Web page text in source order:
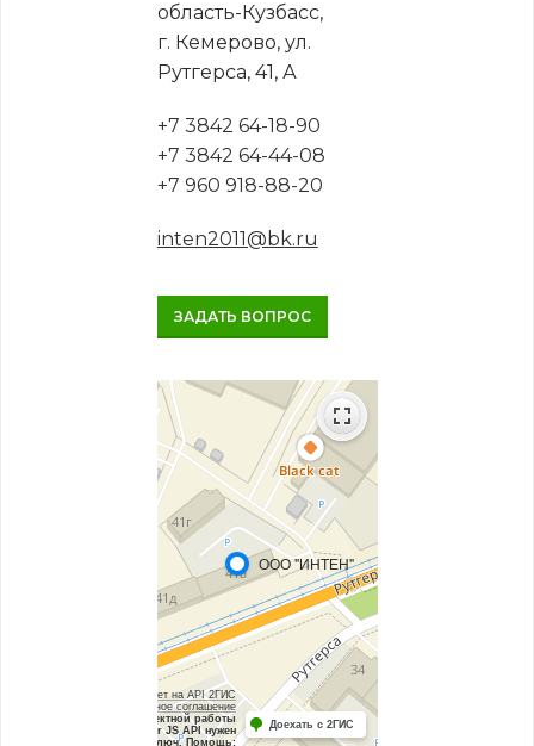
область-Кузбасс,
г. Кемерово, ул.
Рутгерса, 41, А
+7 3842 64-18-90
+7 3842 64-44-08
+7 960 918-88-20
inten2011@bk.ru
ЗАДАТЬ ВОПРОС